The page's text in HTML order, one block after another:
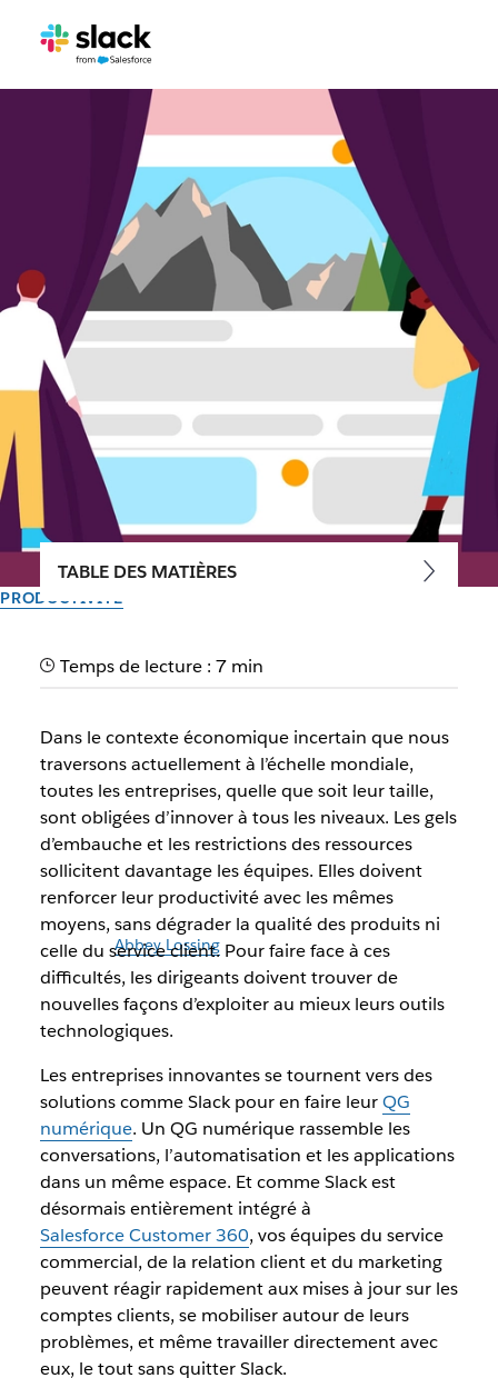
PRODUCTIVITÉ
Votre QG numérique gagne
canevas Slack
Présentation d’une interface qui renforce la productivité
des équipes en stimulant les capacités de Slack et
Salesforce Customer 360
Par l’équipe Slack
30 septembre 2025
Illustration parAbbey Lossing
TABLE DES MATIÈRES
Temps de lecture : 7 min
Dans le contexte économique incertain que nous
traversons actuellement à l’échelle mondiale,
toutes les entreprises, quelle que soit leur taille,
sont obligées d’innover à tous les niveaux. Les gels
d’embauche et les restrictions des ressources
sollicitent davantage les équipes. Elles doivent
renforcer leur productivité avec les mêmes
moyens, sans dégrader la qualité des produits ni
celle du service client. Pour faire face à ces
difficultés, les dirigeants doivent trouver de
nouvelles façons d’exploiter au mieux leurs outils
technologiques.
Les entreprises innovantes se tournent vers des
solutions comme Slack pour en faire leurQG
numérique. Un QG numérique rassemble les
conversations, l’automatisation et les applications
dans un même espace. Et comme Slack est
désormais entièrement intégré à
Salesforce Customer 360, vos équipes du service
commercial, de la relation client et du marketing
peuvent réagir rapidement aux mises à jour sur les
comptes clients, se mobiliser autour de leurs
problèmes, et même travailler directement avec
eux, le tout sans quitter Slack.